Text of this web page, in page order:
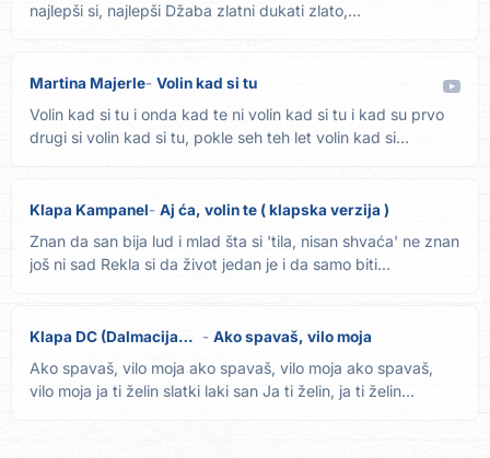
najlepši si, najlepši Džaba zlatni dukati zlato,...
Martina Majerle Volin kad si tu
Volin kad si tu i onda kad te ni volin kad si tu i kad su prvo
drugi si volin kad si tu, pokle seh teh let volin kad si...
Klapa Kampanel Aj ća, volin te ( klapska verzija )
Znan da san bija lud i mlad šta si 'tila, nisan shvaća' ne znan
još ni sad Rekla si da život jedan je i da samo biti...
Klapa DC (Dalmacijacement) Vranjić Ako spavaš, vilo moja
Ako spavaš, vilo moja ako spavaš, vilo moja ako spavaš,
vilo moja ja ti želin slatki laki san Ja ti želin, ja ti želin...